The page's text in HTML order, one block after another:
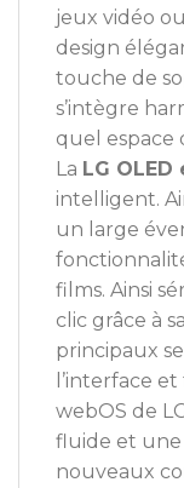
jeux vidéo
design
touche de
s’intègre
quel espace
La LG OLED
intelligent.
un large
films. Ainsi
clic grâce à
principaux
l’interface
webOS de
fluide et
nouveaux